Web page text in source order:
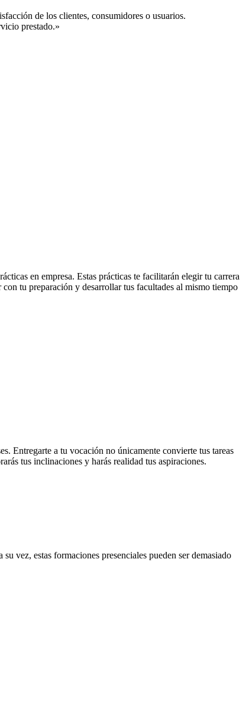
de los clientes, consumidores o usuarios.
prestado.»
en empresa. Estas prácticas te facilitarán elegir tu carrera
tu preparación y desarrollar tus facultades al mismo tiempo
Entregarte a tu vocación no únicamente convierte tus tareas
tus inclinaciones y harás realidad tus aspiraciones.
vez, estas formaciones presenciales pueden ser demasiado